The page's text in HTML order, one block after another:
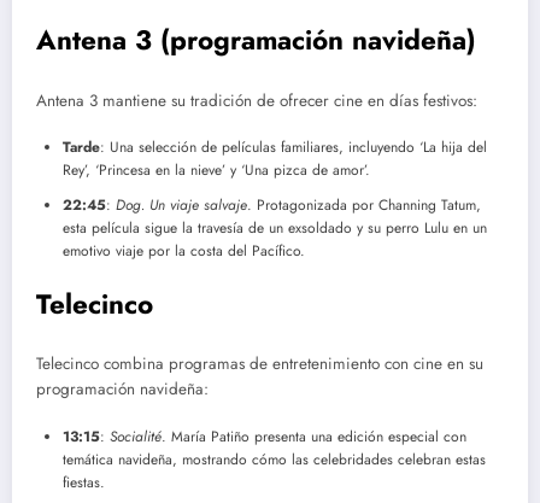
Antena 3 (programación navideña)
Antena 3 mantiene su tradición de ofrecer cine en días festivos:
Tarde: Una selección de películas familiares, incluyendo ‘La hija del
Rey’, ‘Princesa en la nieve’ y ‘Una pizca de amor’.
22:45: Dog. Un viaje salvaje. Protagonizada por Channing Tatum,
esta película sigue la travesía de un exsoldado y su perro Lulu en un
emotivo viaje por la costa del Pacífico.
Telecinco
Telecinco combina programas de entretenimiento con cine en su
programación navideña:
13:15: Socialité. María Patiño presenta una edición especial con
temática navideña, mostrando cómo las celebridades celebran estas
fiestas.